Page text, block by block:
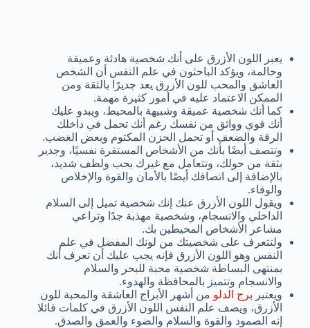
يعبر اللون الأزرق على أنك شخصية هادئة وعميقة
وحالمة، ويؤكد الباحثون في علم النفس أن الشخص
العاشق والمحب للون الأزرق يعد جديرًا بالثقة ومن
الممكن الاعتماد عليه في أمور كثيرة مهمة.
كما أنك شخصية عميقة وشبيهة بالمحيط، ويبدو عليك
أنك قوي وواثق من نفسك رغم أنك تحمل في داخلك
الرقة والضعف أو تحمل الحزن المكتوم وبعض الغضب.
وتتصف أيضًا بأنك من الأشخاص المستقرة نفسيًا، وجدير
بثقة من حولك، وتتعامل مع غيرك بحب ولطف شديد،
بالإضافة إلى اتصافك أيضًا بالأمان والقوة والإخلاص
والوفاء.
ويقول اللون الأزرق عنك إنك شخصية تميل إلى السلام
الداخلي والانسجام، وشخصية مهذبة جدًا وتراعي
مشاعر الأشخاص المحيطين بك.
ولتتعرف على شخصيتك من لونك المفضل في علم
النفس وهو اللون الأزرق فإنه يجب عليك أن تعرف أنك
بمنتهى البساطة شخصية محبة للبحر والسلام
والانسجام وتتميز بالمحافظة والهدوء.
ويعتبر برج الدلو من أشهر الأبراج العاشقة والمحبة للون
الأزرق، ويصف علم النفس اللون الأزرق في كلمات قائلا
إنه الصمود والقوة والسلام والضوء والعمق والصدق.